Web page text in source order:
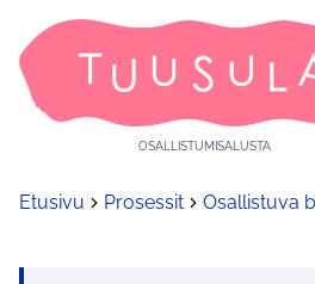
OSALLISTUMISALUSTA
Etusivu Prosessit Osallistuva